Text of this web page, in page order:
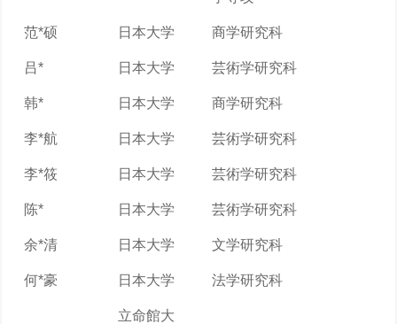
范*硕 日本大学 商学研究科
吕* 日本大学 芸術学研究科
韩* 日本大学 商学研究科
李*航 日本大学 芸術学研究科
李*筱 日本大学 芸術学研究科
陈* 日本大学 芸術学研究科
余*清 日本大学 文学研究科
何*豪 日本大学 法学研究科
立命館大